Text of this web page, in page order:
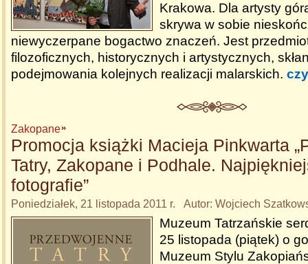
Krakowa. Dla artysty
skrywa w sobie
niewyczerpane bogactwo znaczeń. Jest
filozoficznych, historycznych i artystycznych,
podejmowania kolejnych realizacji malarskich.
Zakopane
Promocja książki Macieja Pinkwarta
Tatry, Zakopane i Podhale.
fotografie”
Poniedziałek, 21 listopada 2011 r. Autor: Wojciech
Muzeum Tatrzańskie
25 listopada (piątek) o
Muzeum Stylu